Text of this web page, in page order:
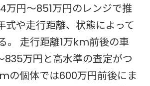
万円〜851万円のレンジで推
式や走行距離、状態によって
。 走行距離1万km前後の車
835万円と高水準の査定がつ
の個体では600万円前後にま